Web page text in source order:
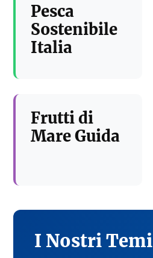
Pesca
Sostenibile
Italia
Frutti di
Mare Guida
I Nostri Temi